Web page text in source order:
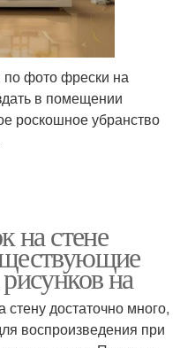
по фото фрески на
в помещении
роскошное убранство
на стене
на
достаточно много,
воспроизведения при